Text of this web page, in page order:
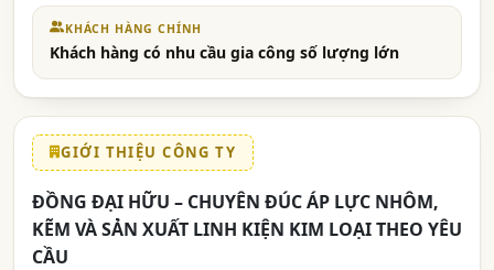
KHÁCH HÀNG CHÍNH
Khách hàng có nhu cầu gia công số lượng lớn
GIỚI THIỆU CÔNG TY
ĐỒNG ĐẠI HỮU – CHUYÊN ĐÚC ÁP LỰC NHÔM,
KẼM VÀ SẢN XUẤT LINH KIỆN KIM LOẠI THEO YÊU
CẦU